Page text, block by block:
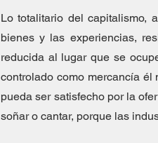
Lo totalitario del capitalismo,
bienes y las experiencias,
reducida al lugar que se
controlado como mercancía
pueda ser satisfecho por la
soñar o cantar, porque las